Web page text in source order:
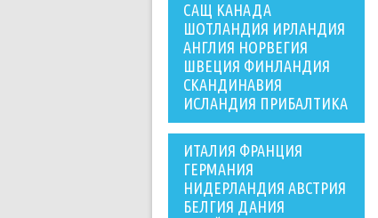
САЩ КАНАДА
ШОТЛАНДИЯ ИРЛАНДИЯ
АНГЛИЯ НОРВЕГИЯ
ШВЕЦИЯ ФИНЛАНДИЯ
СКАНДИНАВИЯ
ИСЛАНДИЯ ПРИБАЛТИКА
ИТАЛИЯ ФРАНЦИЯ
ГЕРМАНИЯ
НИДЕРЛАНДИЯ АВСТРИЯ
БЕЛГИЯ ДАНИЯ